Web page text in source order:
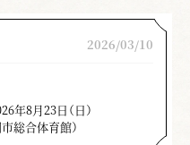
2026/03/10
年8月23日（日）
総合体育館）